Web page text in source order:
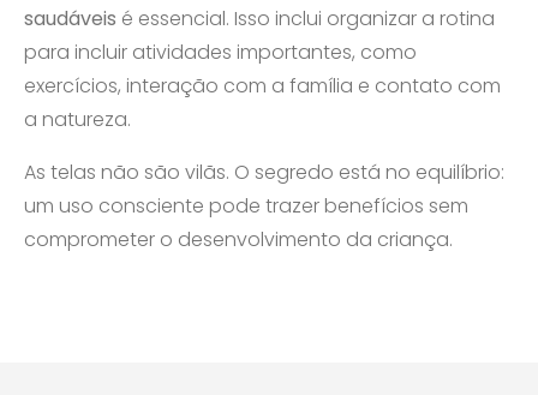
saudáveis é essencial. Isso inclui organizar a rotina
para incluir atividades importantes, como
exercícios, interação com a família e contato com
a natureza.
As telas não são vilãs. O segredo está no equilíbrio:
um uso consciente pode trazer benefícios sem
comprometer o desenvolvimento da criança.